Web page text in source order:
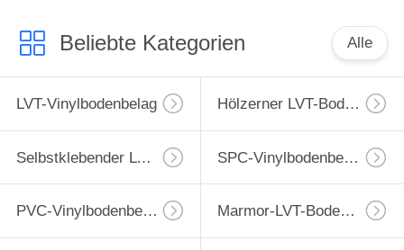
Beliebte Kategorien Alle
LVT-Vinylbodenbelag Hölzerner LVT-Bodenbelag
Selbstklebender LVT-Bodenbelag SPC-Vinylbodenbelag
PVC-Vinylbodenbelag Marmor-LVT-Bodenbelag